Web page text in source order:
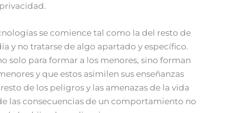
se comience tal como la del resto de
y no tratarse de algo apartado y específico.
solo para formar a los menores, sino forman
y que estos asimilen sus enseñanzas
de los peligros y las amenazas de la vida
las consecuencias de un comportamiento no